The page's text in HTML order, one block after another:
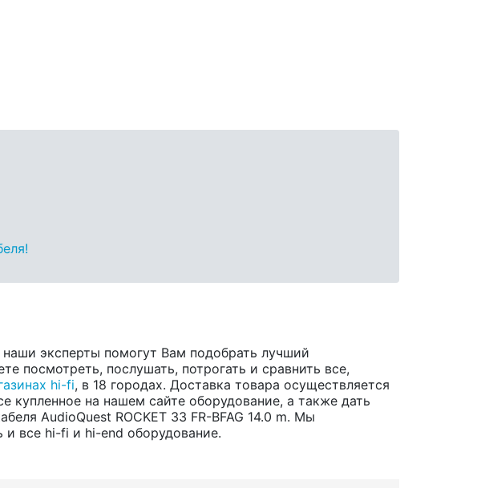
эксперты помогут Вам подобрать лучший
посмотреть, послушать, потрогать и сравнить все,
hi-fi, в 18 городах. Доставка товара осуществляется
купленное на нашем сайте оборудование, а также дать
AudioQuest ROCKET 33 FR-BFAG 14.0 m. Мы
и все hi-fi и hi-end оборудование.